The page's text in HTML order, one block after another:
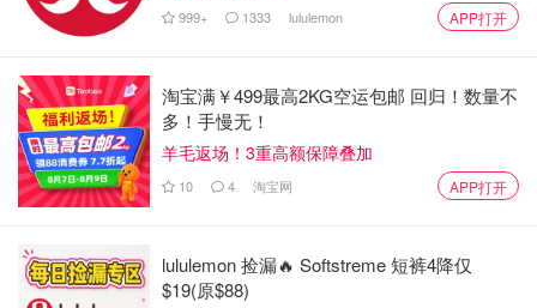
11.11买了啥
999+ 1333 lululemon APP打开
淘宝满￥499最高2KG空运包邮 回归！数量不
多！手慢无！
羊毛返场！3重高额保障叠加
10 4 淘宝网 APP打开
lululemon 捡漏🔥 Softstreme 短裤4降仅
$19(原$88)